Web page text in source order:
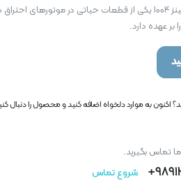
کاسه نمد ته میلنگ موتور پرکینز 1004 یکی از قطعات حیاتی در
عهده دارد.
اکنون به موارد دلخواه اضافه کنید و محصول را دنبال
تماس بگیرید.
شروع تماس